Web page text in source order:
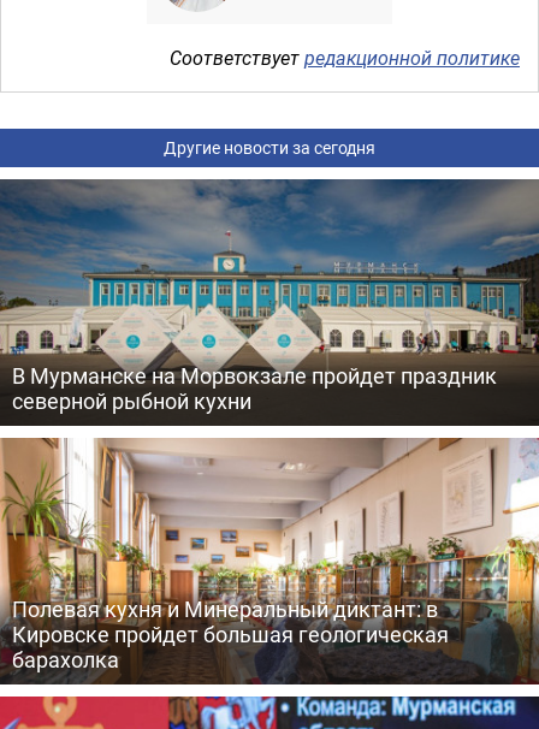
Соответствуетредакционной политике
Другие новости за сегодня
В Мурманске на Морвокзале пройдет праздник
северной рыбной кухни
Полевая кухня и Минеральный диктант: в
Кировске пройдет большая геологическая
барахолка